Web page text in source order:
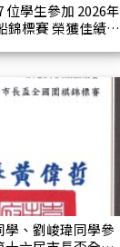
位學生參加 2026年
錦標賽 榮獲佳績!
、劉峻瑋同學參